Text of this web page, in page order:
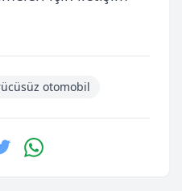
otomobil